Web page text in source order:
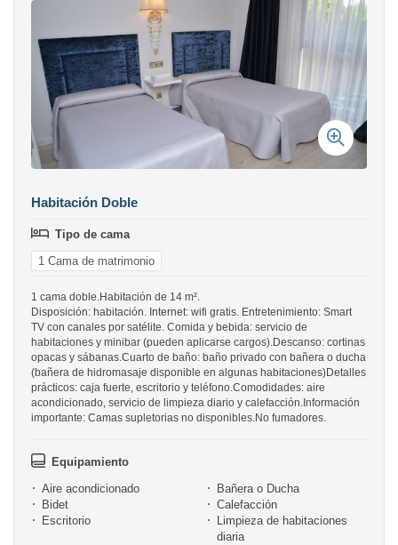
Habitación Doble
Tipo de cama
1 Cama de matrimonio
1 cama doble.Habitación de 14 m².
Disposición: habitación. Internet: wifi gratis. Entretenimiento: Smart
TV con canales por satélite. Comida y bebida: servicio de
habitaciones y minibar (pueden aplicarse cargos).Descanso: cortinas
opacas y sábanas.Cuarto de baño: baño privado con bañera o ducha
(bañera de hidromasaje disponible en algunas habitaciones)Detalles
prácticos: caja fuerte, escritorio y teléfono.Comodidades: aire
acondicionado, servicio de limpieza diario y calefacción.Información
importante: Camas supletorias no disponibles.No fumadores.
Equipamiento
Aire acondicionado
Bañera o Ducha
Bidet
Calefacción
Escritorio
Limpieza de habitaciones
diaria